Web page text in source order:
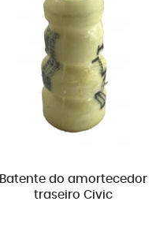
Batente do amortecedor
traseiro Civic